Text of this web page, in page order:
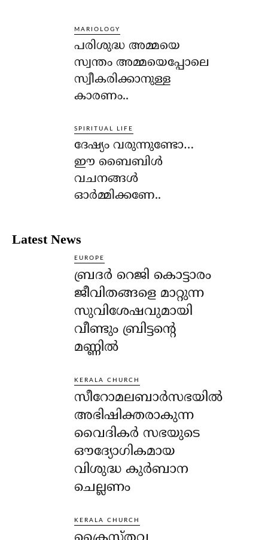
MARIOLOGY
പരിശുദ്ധ അമ്മയെ
സ്വന്തം അമ്മയെപ്പോലെ
സ്വീകരിക്കാനുള്ള
കാരണം..
SPIRITUAL LIFE
ദേഷ്യം വരുന്നുണ്ടോ…
ഈ ബൈബിള്‍
വചനങ്ങള്‍
ഓര്‍മ്മിക്കണേ..
Latest News
EUROPE
ബ്രദർ റെജി കൊട്ടാരം
ജീവിതങ്ങളെ മാറ്റുന്ന
സുവിശേഷവുമായി
വീണ്ടും ബ്രിട്ടന്റെ
മണ്ണിൽ
KERALA CHURCH
സീറോമലബാർസഭയിൽ
അഭിഷിക്തരാകുന്ന
വൈദികർ സഭയുടെ
ഔദ്യോഗികമായ
വിശുദ്ധ കുർബാന
ചെല്ലണം
KERALA CHURCH